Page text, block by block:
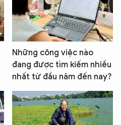
Những công việc nào
đang được tìm kiếm nhiều
nhất từ đầu năm đến nay?